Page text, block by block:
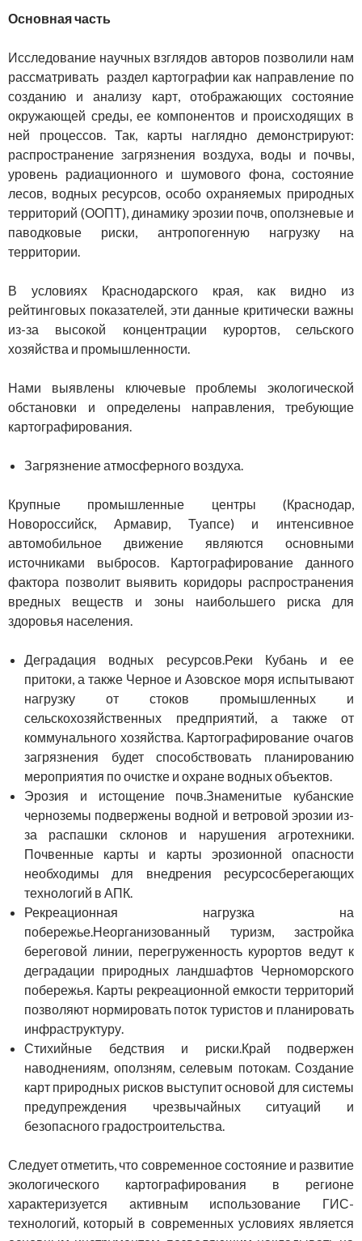
Основная часть
Исследование научных взглядов авторов позволили нам
рассматривать раздел картографии как направление по
созданию и анализу карт, отображающих состояние
окружающей среды, ее компонентов и происходящих в
ней процессов. Так, карты наглядно демонстрируют:
распространение загрязнения воздуха, воды и почвы,
уровень радиационного и шумового фона, состояние
лесов, водных ресурсов, особо охраняемых природных
территорий (ООПТ), динамику эрозии почв, оползневые и
паводковые риски, антропогенную нагрузку на
территории.
В условиях Краснодарского края, как видно из
рейтинговых показателей, эти данные критически важны
из-за высокой концентрации курортов, сельского
хозяйства и промышленности.
Нами выявлены ключевые проблемы экологической
обстановки и определены направления, требующие
картографирования.
Загрязнение атмосферного воздуха.
Крупные промышленные центры (Краснодар,
Новороссийск, Армавир, Туапсе) и интенсивное
автомобильное движение являются основными
источниками выбросов. Картографирование данного
фактора позволит выявить коридоры распространения
вредных веществ и зоны наибольшего риска для
здоровья населения.
Деградация водных ресурсов.Реки Кубань и ее
притоки, а также Черное и Азовское моря испытывают
нагрузку от стоков промышленных и
сельскохозяйственных предприятий, а также от
коммунального хозяйства. Картографирование очагов
загрязнения будет способствовать планированию
мероприятия по очистке и охране водных объектов.
Эрозия и истощение почв.Знаменитые кубанские
черноземы подвержены водной и ветровой эрозии из-
за распашки склонов и нарушения агротехники.
Почвенные карты и карты эрозионной опасности
необходимы для внедрения ресурсосберегающих
технологий в АПК.
Рекреационная нагрузка на
побережье.Неорганизованный туризм, застройка
береговой линии, перегруженность курортов ведут к
деградации природных ландшафтов Черноморского
побережья. Карты рекреационной емкости территорий
позволяют нормировать поток туристов и планировать
инфраструктуру.
Стихийные бедствия и риски.Край подвержен
наводнениям, оползням, селевым потокам. Создание
карт природных рисков выступит основой для системы
предупреждения чрезвычайных ситуаций и
безопасного градостроительства.
Следует отметить, что современное состояние и развитие
экологического картографирования в регионе
характеризуется активным использование ГИС-
технологий, который в современных условиях является